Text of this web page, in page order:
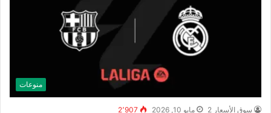
منوعات
سوق الأسعار 2 مايو 10, 2026 2٬907